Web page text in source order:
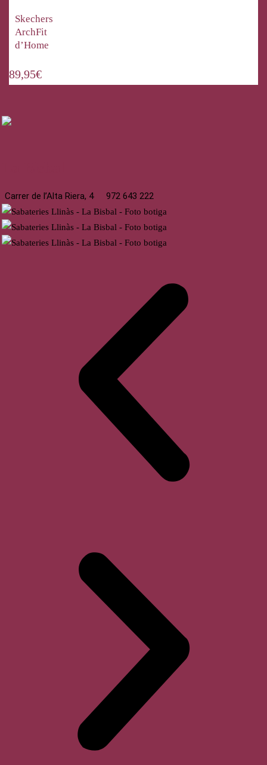
Skechers
ArchFit
d’Home
89,95€
Carrer de l’Alta Riera, 4 972 643 222